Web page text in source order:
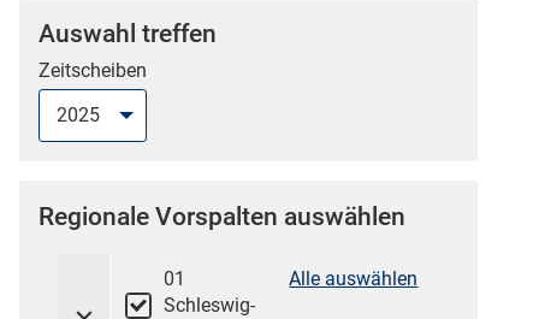
Auswahl treffen
Zeitscheiben
Regionale Vorspalten auswählen
01
Schleswig-
Alle auswählen